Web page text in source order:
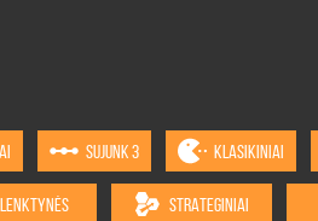
SUJUNK 3 KLASIKINIAI
LENKTYNĖS STRATEGINIAI